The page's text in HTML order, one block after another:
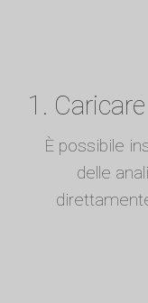
1.
È possibile
delle